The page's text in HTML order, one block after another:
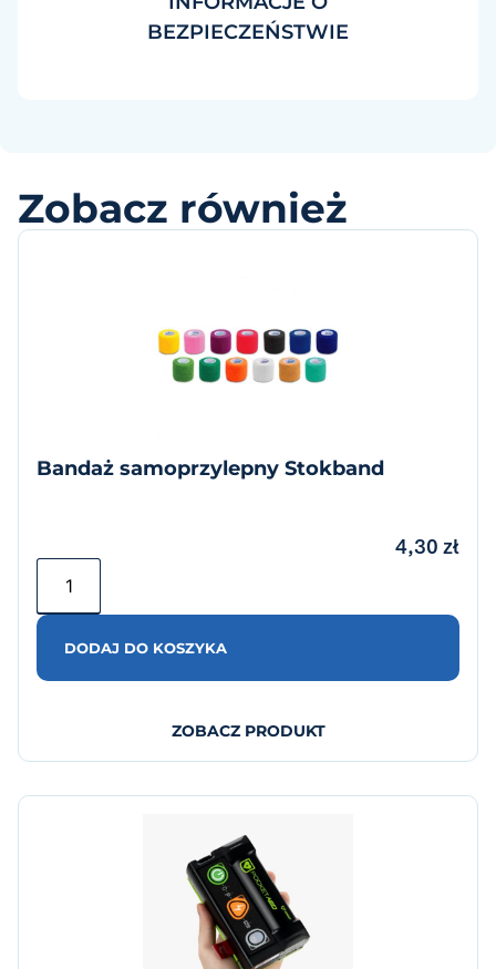
BEZPIECZEŃSTWIE
Zobacz również
Bandaż samoprzylepny Stokband
4,30 zł
DODAJ DO KOSZYKA
ZOBACZ PRODUKT